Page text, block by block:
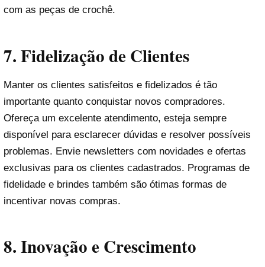
com as peças de crochê.
7.Fidelização de Clientes
Manter os clientes satisfeitos e fidelizados é tão
importante quanto conquistar novos compradores.
Ofereça um excelente atendimento, esteja sempre
disponível para esclarecer dúvidas e resolver possíveis
problemas. Envie newsletters com novidades e ofertas
exclusivas para os clientes cadastrados. Programas de
fidelidade e brindes também são ótimas formas de
incentivar novas compras.
8.Inovação e Crescimento